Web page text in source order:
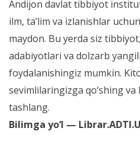
Andijon davlat tibbiyot
ilm, ta’lim va izlanishlar
maydon. Bu yerda siz
adabiyotlari va dolzarb
foydalanishingiz mumkin.
sevimlilaringizga qo‘shing
tashlang.
Bilimga yo‘l —